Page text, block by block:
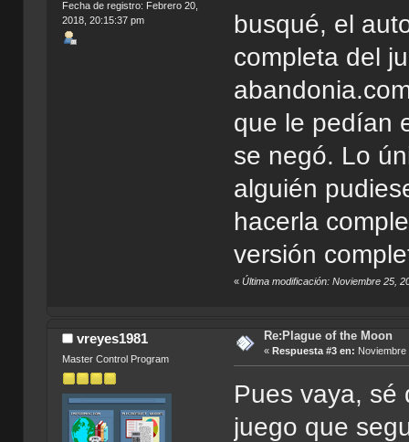
Fecha de registro: Febrero 20,
2018, 20:15:37 pm
busqué, el
completa del
que le pedían
se negó. Lo
alguién
hacerla
versión
«Última modificación: Noviembre 25,
vreyes1981
Master Control Program
Re:Plague of the Moon
« Respuesta #3 en: Noviembre
Pues vaya, sé
juego que